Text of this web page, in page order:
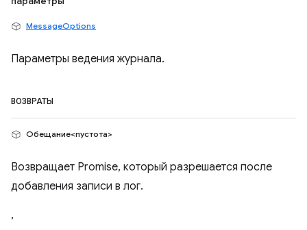
MessageOptions
Параметры ведения журнала.
ВОЗВРАТЫ
Обещание<пустота>
Возвращает Promise, который разрешается после
добавления записи в лог.
,